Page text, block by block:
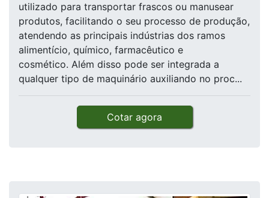
utilizado para transportar frascos ou manusear
produtos, facilitando o seu processo de produção,
atendendo as principais indústrias dos ramos
alimentício, químico, farmacêutico e
cosmético. Além disso pode ser integrada a
qualquer tipo de maquinário auxiliando no proc...
Cotar agora